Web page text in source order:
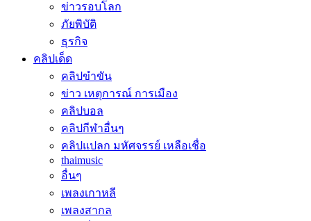
ข่าวรอบโลก
ภัยพิบัติ
ธุรกิจ
คลิปเด็ด
คลิปขำขัน
ข่าว เหตุการณ์ การเมือง
คลิปบอล
คลิปกีฬาอื่นๆ
คลิปแปลก มหัศจรรย์ เหลือเชื่อ
thaimusic
อื่นๆ
เพลงเกาหลี
เพลงสากล